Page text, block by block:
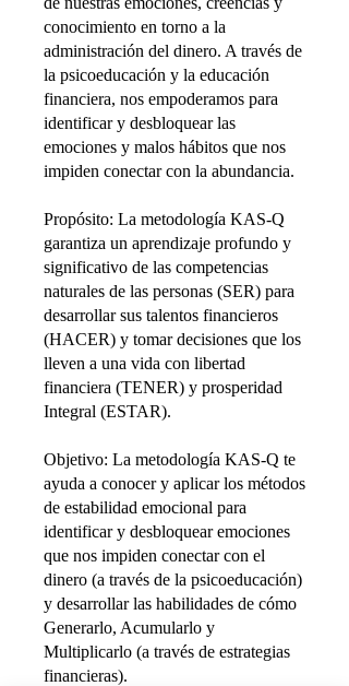
conocimiento en torno a la
administración del dinero. A través de
la psicoeducación y la educación
financiera, nos empoderamos para
identificar y desbloquear las
emociones y malos hábitos que nos
impiden conectar con la abundancia.
Propósito: La metodología KAS-Q
garantiza un aprendizaje profundo y
significativo de las competencias
naturales de las personas (SER) para
desarrollar sus talentos financieros
(HACER) y tomar decisiones que los
lleven a una vida con libertad
financiera (TENER) y prosperidad
Integral (ESTAR).
Objetivo: La metodología KAS-Q te
ayuda a conocer y aplicar los métodos
de estabilidad emocional para
identificar y desbloquear emociones
que nos impiden conectar con el
dinero (a través de la psicoeducación)
y desarrollar las habilidades de cómo
Generarlo, Acumularlo y
Multiplicarlo (a través de estrategias
financieras).